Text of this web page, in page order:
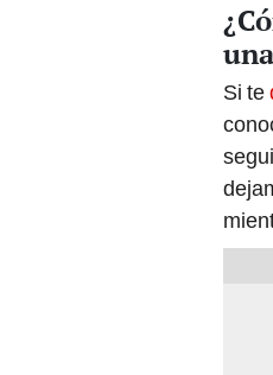
Si te